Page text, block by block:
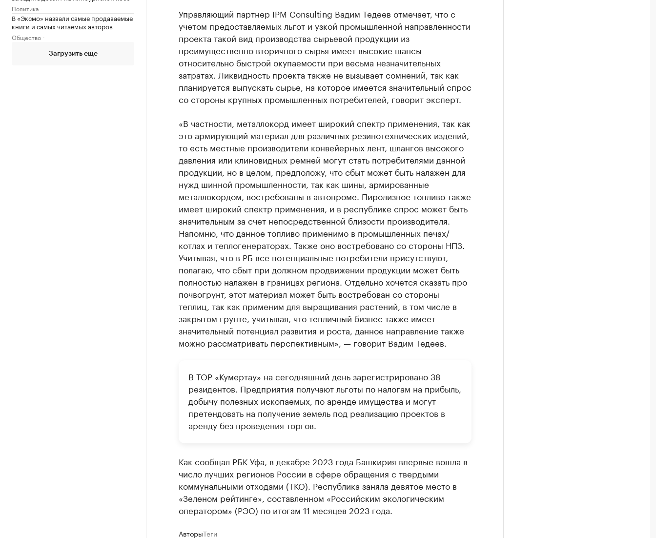
Политика
В «Эксмо» назвали самые продаваемые
книги и самых читаемых авторов
Общество
Загрузить еще
Управляющий партнер IPM Consulting Вадим Тедеев отмечает, что с
учетом предоставляемых льгот и узкой промышленной направленности
проекта такой вид производства сырьевой продукции из
преимущественно вторичного сырья имеет высокие шансы
относительно быстрой окупаемости при весьма незначительных
затратах. Ликвидность проекта также не вызывает сомнений, так как
планируется выпускать сырье, на которое имеется значительный спрос
со стороны крупных промышленных потребителей, говорит эксперт.
«В частности, металлокорд имеет широкий спектр применения, так как
это армирующий материал для различных резинотехнических изделий,
то есть местные производители конвейерных лент, шлангов высокого
давления или клиновидных ремней могут стать потребителями данной
продукции, но в целом, предположу, что сбыт может быть налажен для
нужд шинной промышленности, так как шины, армированные
металлокордом, востребованы в автопроме. Пиролизное топливо также
имеет широкий спектр применения, и в республике спрос может быть
значительным за счет непосредственной близости производителя.
Напомню, что данное топливо применимо в промышленных печах/
котлах и теплогенераторах. Также оно востребовано со стороны НПЗ.
Учитывая, что в РБ все потенциальные потребители присутствуют,
полагаю, что сбыт при должном продвижении продукции может быть
полностью налажен в границах региона. Отдельно хочется сказать про
почвогрунт, этот материал может быть востребован со стороны
теплиц, так как применим для выращивания растений, в том числе в
закрытом грунте, учитывая, что тепличный бизнес также имеет
значительный потенциал развития и роста, данное направление также
можно рассматривать перспективным», — говорит Вадим Тедеев.
В ТОР «Кумертау» на сегодняшний день зарегистрировано 38
резидентов. Предприятия получают льготы по налогам на прибыль,
добычу полезных ископаемых, по аренде имущества и могут
претендовать на получение земель под реализацию проектов в
аренду без проведения торгов.
Как сообщал РБК Уфа, в декабре 2023 года Башкирия впервые вошла в
число лучших регионов России в сфере обращения с твердыми
коммунальными отходами (ТКО). Республика заняла девятое место в
«Зеленом рейтинге», составленном «Российским экологическим
оператором» (РЭО) по итогам 11 месяцев 2023 года.
АвторыТеги